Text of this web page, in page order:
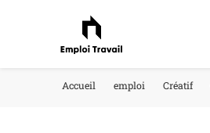
Accueil emploi Créatif